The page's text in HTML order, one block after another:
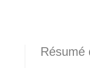
Résumé